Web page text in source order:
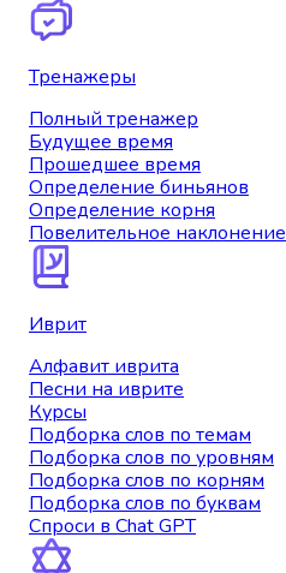
Тренажеры
Полный тренажер
Будущее время
Прошедшее время
Определение биньянов
Определение корня
Повелительное наклонение
Иврит
Алфавит иврита
Песни на иврите
Курсы
Подборка слов по темам
Подборка слов по уровням
Подборка слов по корням
Подборка слов по буквам
Спроси в Chat GPT